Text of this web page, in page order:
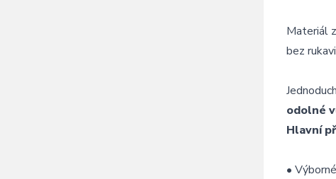
Materiál
bez
odolné
Hlavní
• Výborné